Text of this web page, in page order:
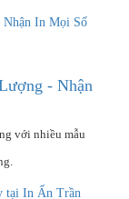
- Nhận
với nhiều mẫu